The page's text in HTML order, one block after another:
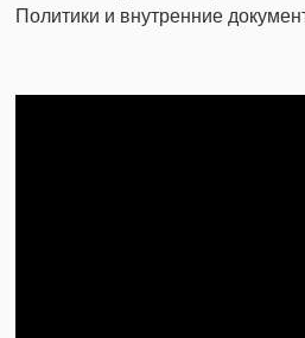
Политики и внутренние